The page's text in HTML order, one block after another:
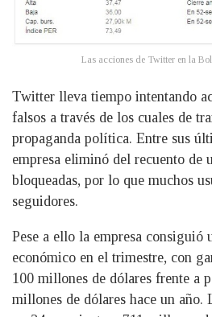
Las acciones de Twitter en la
Twitter lleva tiempo intentando
falsos a través de los cuales de
propaganda política. Entre sus
empresa eliminó del recuento de
bloqueadas, por lo que muchos
seguidores.
Pese a ello la empresa consiguió
económico en el trimestre, con
100 millones de dólares frente a
millones de dólares hace un año.